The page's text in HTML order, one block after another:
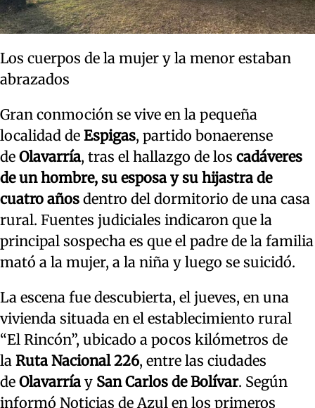
Los cuerpos de la mujer y la menor estaban
abrazados
Gran conmoción se vive en la pequeña
localidad de Espigas, partido bonaerense
de Olavarría, tras el hallazgo de los cadáveres
de un hombre, su esposa y su hijastra de
cuatro años dentro del dormitorio de una casa
rural. Fuentes judiciales indicaron que la
principal sospecha es que el padre de la familia
mató a la mujer, a la niña y luego se suicidó.
La escena fue descubierta, el jueves, en una
vivienda situada en el establecimiento rural
“El Rincón”, ubicado a pocos kilómetros de
la Ruta Nacional 226, entre las ciudades
de Olavarría y San Carlos de Bolívar. Según
informó Noticias de Azul en los primeros